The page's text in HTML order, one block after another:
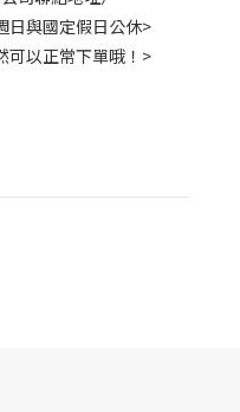
日與國定假日公休>
可以正常下單哦！>